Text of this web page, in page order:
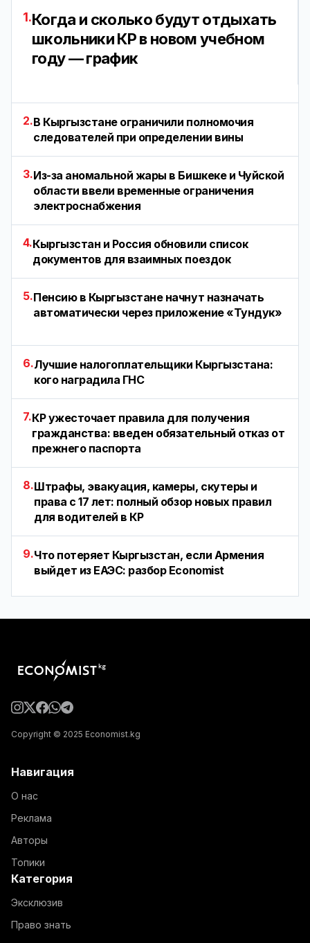
1.Когда и сколько будут отдыхать
школьники КР в новом учебном
году — график
2.В Кыргызстане ограничили полномочия
следователей при определении вины
3.Из-за аномальной жары в Бишкеке и Чуйской
области ввели временные ограничения
электроснабжения
4.Кыргызстан и Россия обновили список
документов для взаимных поездок
5.Пенсию в Кыргызстане начнут назначать
автоматически через приложение «Тундук»
6.Лучшие налогоплательщики Кыргызстана:
кого наградила ГНС
7.КР ужесточает правила для получения
гражданства: введен обязательный отказ от
прежнего паспорта
8.Штрафы, эвакуация, камеры, скутеры и
права с 17 лет: полный обзор новых правил
для водителей в КР
9.Что потеряет Кыргызстан, если Армения
выйдет из ЕАЭС: разбор Economist
Copyright © 2025 Economist.kg
Навигация
О нас
Реклама
Авторы
Топики
Категория
Эксклюзив
Право знать